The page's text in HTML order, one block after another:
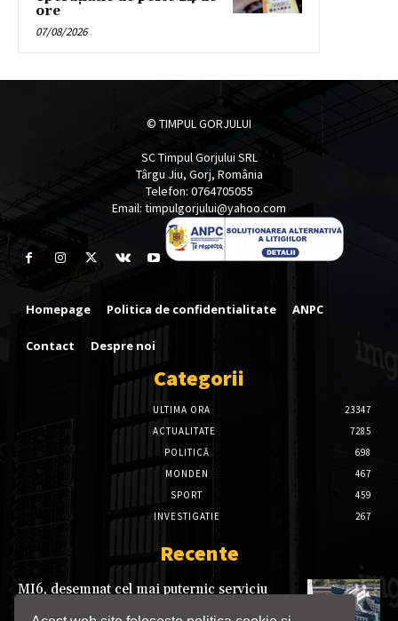
ore
07/08/2026
© TIMPUL GORJULUI
SC Timpul Gorjului SRL
Târgu Jiu, Gorj, România
Telefon: 0764705055
Email: timpulgorjului@yahoo.com
Homepage Politica de confidentialitate ANPC
Contact Despre noi
Categorii
ULTIMA ORA
23347
ACTUALITATE
7285
POLITICĂ
698
MONDEN
467
SPORT
459
INVESTIGATIE
267
Recente
MI6, desemnat cel mai puternic serviciu